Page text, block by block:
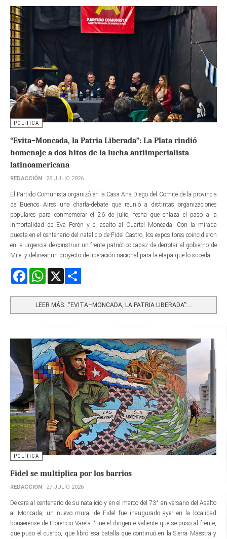
POLÍTICA
“Evita–Moncada, la Patria Liberada”: La Plata rindió
homenaje a dos hitos de la lucha antiimperialista
latinoamericana
REDACCIÓN 28 JULIO 2026
El Partido Comunista organizó en la Casa Ana Diego del Comité de la provincia
de Buenos Aires una charla-debate que reunió a distintas organizaciones
populares para conmemorar el 26 de julio, fecha que enlaza el paso a la
inmortalidad de Eva Perón y el asalto al Cuartel Moncada. Con la mirada
puesta en el centenario del natalicio de Fidel Castro, los expositores coincidieron
en la urgencia de construir un frente patriótico capaz de derrotar al gobierno de
Milei y delinear un proyecto de liberación nacional para la etapa que lo suceda.
FacebookWhatsApp
LEER MÁS…“EVITA–MONCADA, LA PATRIA LIBERADA”:...
POLÍTICA
Fidel se multiplica por los barrios
REDACCIÓN 27 JULIO 2026
De cara al centenario de su natalicio y en el marco del 73° aniversario del Asalto
al Moncada, un nuevo mural de Fidel fue inaugurado ayer en la localidad
bonaerense de Florencio Varela. “Fue el dirigente valiente que se puso al frente,
que puso el cuerpo, que libró esa batalla que continuó en la Sierra Maestra y